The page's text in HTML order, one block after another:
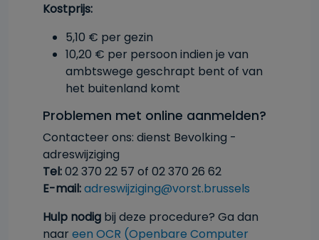
Kostprijs:
5,10 € per gezin
10,20 € per persoon indien je van
ambtswege geschrapt bent of van
het buitenland komt
Problemen met online aanmelden?
Contacteer ons: dienst Bevolking -
adreswijziging
Tel:02 370 22 57 of 02 370 26 62
E-mail:adreswijziging@vorst.brussels
Hulp nodig bij deze procedure? Ga dan
naar een OCR (Openbare Computer